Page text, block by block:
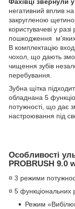
негативний вплив
закругленою
користувачеві у
пошкодження м'яких
В комплектацію
чохол, що дають
чищення зубів
перебування.
Зубна щітка
обладнана 5
потужності, що дає
настроювання під
Особливості
PROBRUSH 9.0
¤ 3 режими
¤ 5 функціональних
Режим